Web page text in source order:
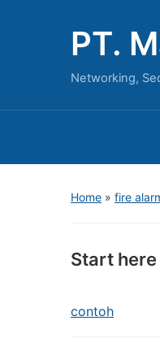
PT.
Networking,
Home » fire
Start here
contoh